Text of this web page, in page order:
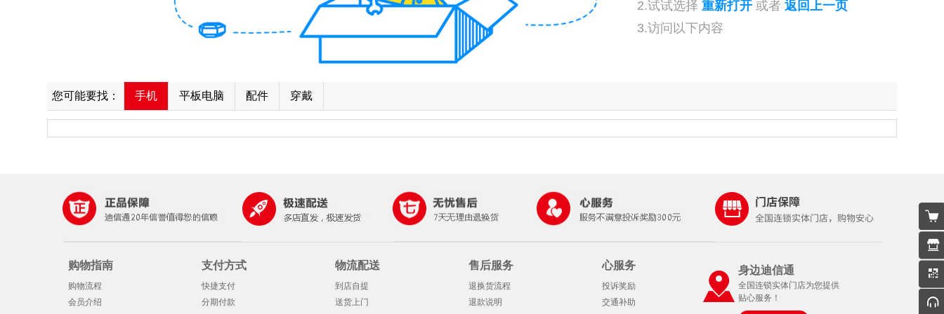
2.试试选择 重新打开 或者 返回上一页
3.访问以下内容
您可能要找： 手机 平板电脑 配件 穿戴
购物指南
购物流程
会员介绍
支付方式
快捷支付
分期付款
物流配送
到店自提
送货上门
售后服务
退换货流程
退款说明
心服务
投诉奖励
交通补助
身边迪信通
全国连锁实体门店为您提供
贴心服务！